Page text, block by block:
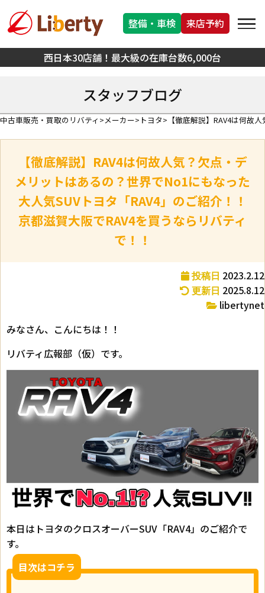
西日本30店舗！最大級の在庫台数6,000台
整備・車検 来店予約
スタッフブログ
中古車販売・買取のリバティ メーカー トヨタ 【徹底解説】RAV4は何故
【徹底解説】RAV4は何故人気？欠点・デ
メリットはあるの？世界でNo1にもなった
大人気SUVトヨタ「RAV4」のご紹介！！
京都滋賀大阪でRAV4を買うならリバティ
で！！
投稿日 2023.2.12
更新日 2025.8.12
libertynet
みなさん、こんにちは！！
リバティ広報部（仮）です。
本日はトヨタのクロスオーバーSUV「RAV4」のご紹介で
す。
目次はコチラ